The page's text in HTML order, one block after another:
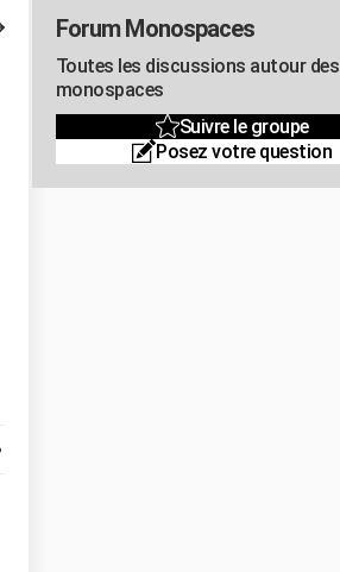
Forum Monospaces
Toutes les discussions autour des
monospaces
Suivre le groupe
Posez votre question